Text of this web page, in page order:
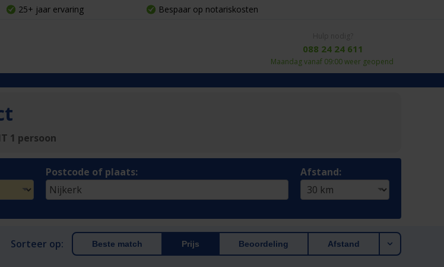
25+ jaar ervaring Bespaar op notariskosten
088 24 24 611
Maandag vanaf 09:00 weer geopend
1 persoon
Postcode of plaats: Afstand:
Sorteer op: Beste match Prijs Beoordeling Afstand